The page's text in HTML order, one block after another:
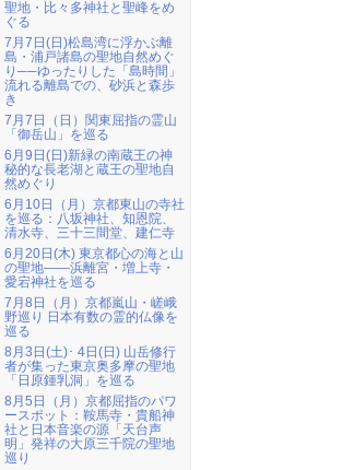
聖地・比々多神社と聖峰をめ
ぐる
7月7日(日)松島湾に浮かぶ離
島・浦戸諸島の聖地自然めぐ
り──ゆったりした「島時間」
流れる離島での、砂浜と森歩
き
7月7日（日）関東屈指の霊山
「御岳山」を巡る
6月9日(日)新緑の南蔵王の神
秘的な長老湖と蔵王の聖地自
然めぐり
6月10日（月）京都東山の寺社
を巡る：八坂神社、知恩院、
清水寺、三十三間堂、建仁寺
6月20日(木) 東京都心の海と山
の聖地――浜離宮・増上寺・
愛宕神社を巡る
7月8日（月）京都嵐山・嵯峨
野巡り 日本有数の霊的仏像を
巡る
8月3日(土)･ 4日(日) 山岳修行
者が集った東京奥多摩の聖地
「日原鍾乳洞」を巡る
8月5日（月）京都屈指のパワ
ースポット：鞍馬寺・貴船神
社と日本音楽の源「天台声
明」発祥の大原三千院の聖地
巡り